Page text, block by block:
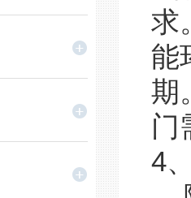
求
能
期
门
4